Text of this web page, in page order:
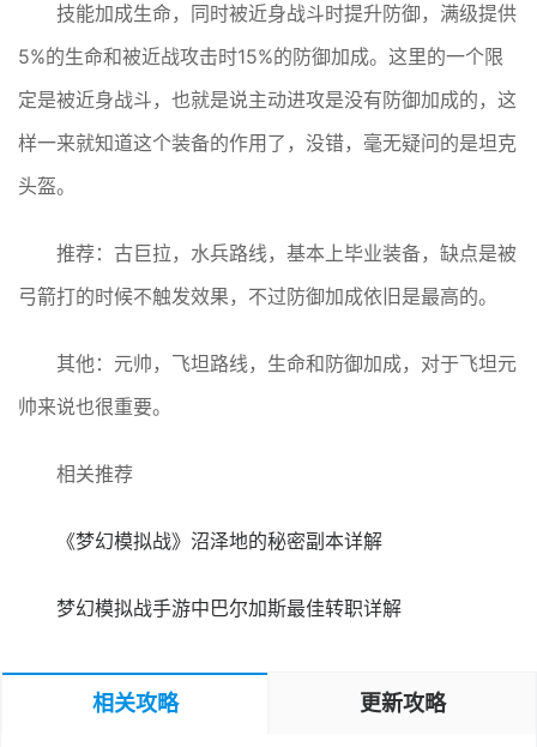
技能加成生命，同时被近身战斗时提升防御，满级提供
5%的生命和被近战攻击时15%的防御加成。这里的一个限
定是被近身战斗，也就是说主动进攻是没有防御加成的，这
样一来就知道这个装备的作用了，没错，毫无疑问的是坦克
头盔。
推荐：古巨拉，水兵路线，基本上毕业装备，缺点是被
弓箭打的时候不触发效果，不过防御加成依旧是最高的。
其他：元帅，飞坦路线，生命和防御加成，对于飞坦元
帅来说也很重要。
相关推荐
《梦幻模拟战》沼泽地的秘密副本详解
梦幻模拟战手游中巴尔加斯最佳转职详解
相关攻略 更新攻略